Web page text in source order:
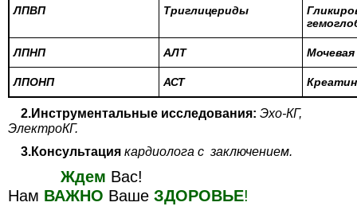
ЛПВП Триглицериды
ЛПНП АЛТ
ЛПОНП АСТ
2.Инструментальные исследования: Эхо-КГ,
ЭлектроКГ.
3.Консультация кардиолога с заключением.
Ждем Вас!
Нам ВАЖНО Ваше ЗДОРОВЬЕ!